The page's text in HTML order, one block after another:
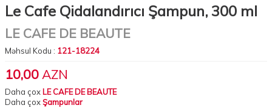
Le Cafe Qidalandırıcı Şampun, 300 ml
LE CAFE DE BEAUTE
Məhsul Kodu : 121-18224
10,00 AZN
Daha çox LE CAFE DE BEAUTE
Daha çoxŞampunlar